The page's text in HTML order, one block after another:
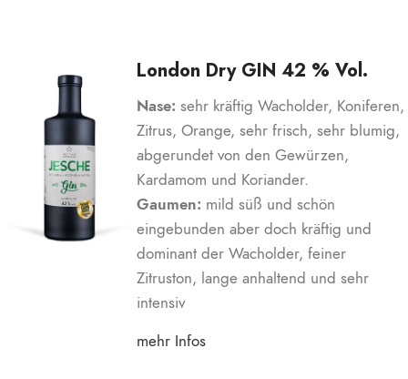
London Dry GIN 42 % Vol.
Nase: sehr kräftig Wacholder, Koniferen,
Zitrus, Orange, sehr frisch, sehr blumig,
abgerundet von den Gewürzen,
Kardamom und Koriander.
Gaumen: mild süß und schön
eingebunden aber doch kräftig und
dominant der Wacholder, feiner
Zitruston, lange anhaltend und sehr
intensiv
mehr Infos